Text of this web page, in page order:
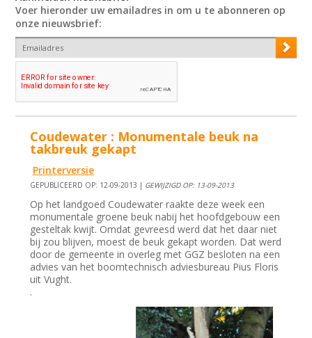
Voer hieronder uw emailadres in om u te abonneren op
onze nieuwsbrief:
Coudewater : Monumentale beuk na
takbreuk gekapt
Printerversie
GEPUBLICEERD OP: 12-09-2013 | GEWIJZIGD OP: 13-09-2013
Op het landgoed Coudewater raakte deze week een
monumentale groene beuk nabij het hoofdgebouw een
gesteltak kwijt. Omdat gevreesd werd dat het daar niet
bij zou blijven, moest de beuk gekapt worden. Dat werd
door de gemeente in overleg met GGZ besloten na een
advies van het boomtechnisch adviesbureau Pius Floris
uit Vught.
.